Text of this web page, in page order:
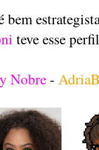
bem
teve esse
Nobre -